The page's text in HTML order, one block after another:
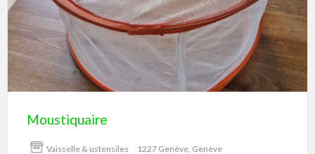
Moustiquaire
Vaisselle & ustensiles 1227 Genève, Genève